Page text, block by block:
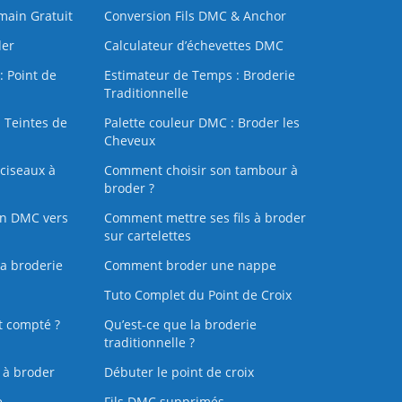
Gratuit
Conversion Fils DMC & Anchor
Calculateur d’échevettes DMC
Point de
Estimateur de Temps : Broderie
Traditionnelle
Teintes de
Palette couleur DMC : Broder les
Cheveux
à
Comment choisir son tambour à
broder ?
DMC vers
Comment mettre ses fils à broder
sur cartelettes
broderie
Comment broder une nappe
Tuto Complet du Point de Croix
compté ?
Qu’est-ce que la broderie
traditionnelle ?
broder
Débuter le point de croix